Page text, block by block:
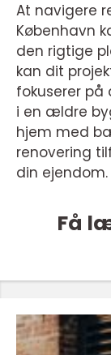
At navigere
København
den rigtige
kan dit
fokuserer på
i en ældre
hjem med
renovering
din ejendom.
Få